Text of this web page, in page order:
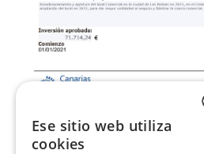
Ese sitio web utiliza
cookies